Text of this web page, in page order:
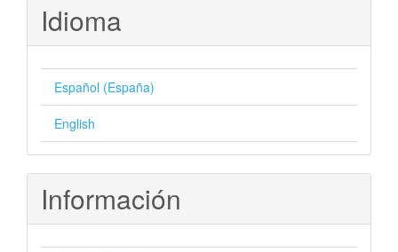
Idioma
Español (España)
English
Información